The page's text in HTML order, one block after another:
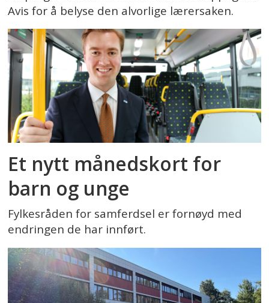
Avis for å belyse den alvorlige lærersaken.
Et nytt månedskort for
barn og unge
Fylkesråden for samferdsel er fornøyd med
endringen de har innført.